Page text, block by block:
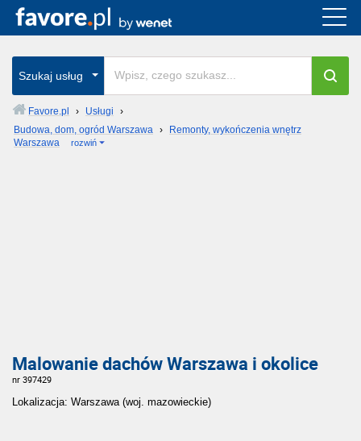
Szukaj usług
Favore.pl › Usługi
›
Budowa, dom, ogród Warszawa ›
Remonty, wykończenia wnętrz
Warszawa
rozwiń
Malowanie dachów Warszawa i okolice
nr 397429
Lokalizacja: Warszawa (woj. mazowieckie)